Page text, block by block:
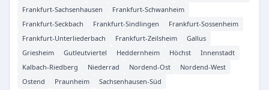
Frankfurt-Sachsenhausen
Frankfurt-Schwanheim
Frankfurt-Seckbach
Frankfurt-Sindlingen
Frankfurt-Sossenheim
Frankfurt-Unterliederbach
Frankfurt-Zeilsheim
Gallus
Griesheim
Gutleutviertel Heddernheim Höchst
Innenstadt
Kalbach-Riedberg
Niederrad Nordend-Ost
Nordend-West
Ostend
Praunheim Sachsenhausen-Süd